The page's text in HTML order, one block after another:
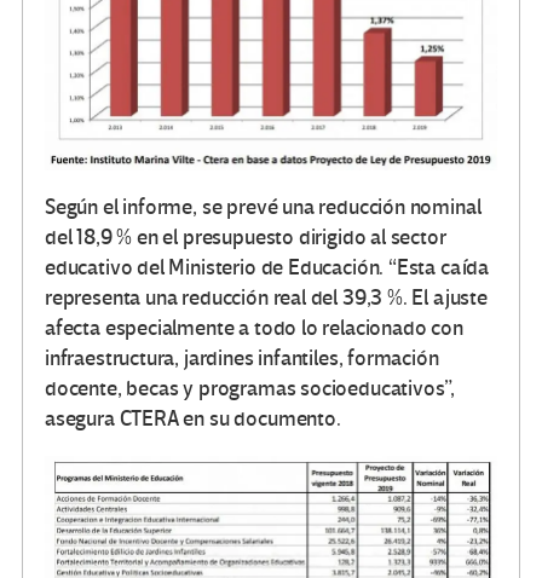
Según el informe, se prevé una reducción nominal
del 18,9 % en el presupuesto dirigido al sector
educativo del Ministerio de Educación. “Esta caída
representa una reducción real del 39,3 %. El ajuste
afecta especialmente a todo lo relacionado con
infraestructura, jardines infantiles, formación
docente, becas y programas socioeducativos”,
asegura CTERA en su documento.